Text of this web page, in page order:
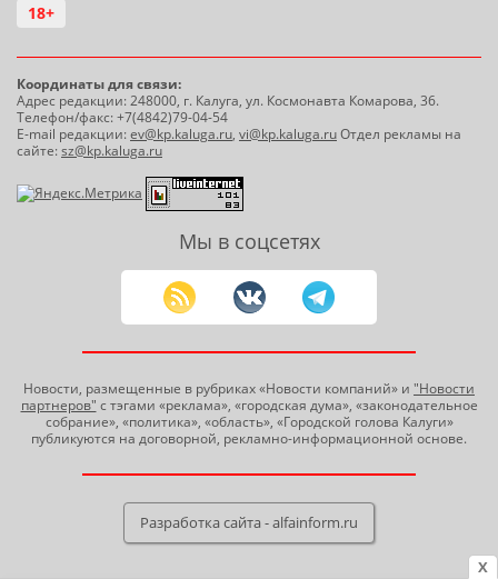
18+
Координаты для связи:
Адрес редакции: 248000, г. Калуга, ул. Космонавта Комарова, 36.
Телефон/факс: +7(4842)79-04-54
E-mail редакции:ev@kp.kaluga.ru, vi@kp.kaluga.ruОтдел рекламы на
сайте:sz@kp.kaluga.ru
Мы в соцсетях
Новости, размещенные в рубриках «Новости компаний» и "Новости
партнеров" с тэгами «реклама», «городская дума», «законодательное
собрание», «политика», «область», «Городской голова Калуги»
публикуются на договорной, рекламно-информационной основе.
Разработка сайта - alfainform.ru
X